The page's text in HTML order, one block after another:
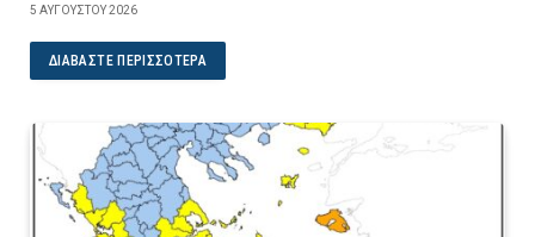
5 ΑΥΓΟΎΣΤΟΥ 2026
ΔΙΑΒΆΣΤΕ ΠΕΡΙΣΣΌΤΕΡΑ